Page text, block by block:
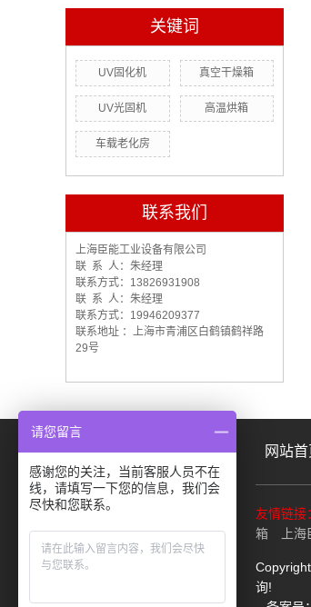
关键词
UV固化机 真空干燥箱
UV光固机 高温烘箱
车载老化房
联系我们
上海臣能工业设备有限公司
联 系 人：朱经理
联系方式：13826931908
联 系 人：朱经理
联系方式：19946209377
联系地址 ：上海市青浦区白鹤镇鹤祥路
29号
网站首
友情链接
箱
上
询!
请您留言
感谢您的关注，当前客服人员不在
线，请填写一下您的信息，我们会
尽快和您联系。